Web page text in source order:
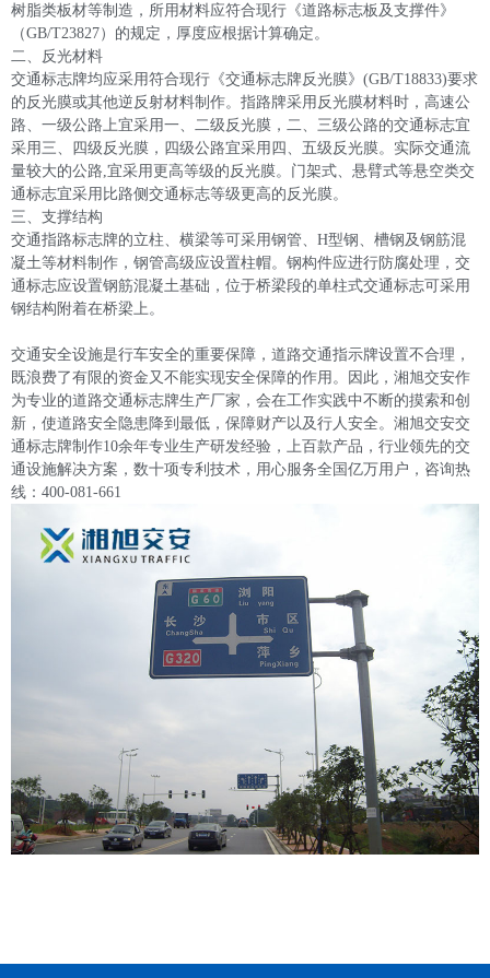
树脂类板材等制造，所用材料应符合现行《道路标志板及支撑件》
（GB/T23827）的规定，厚度应根据计算确定。
二、反光材料
交通标志牌均应采用符合现行《交通标志牌反光膜》(GB/T18833)要求
的反光膜或其他逆反射材料制作。指路牌采用反光膜材料时，高速公
路、一级公路上宜采用一、二级反光膜，二、三级公路的交通标志宜
采用三、四级反光膜，四级公路宜采用四、五级反光膜。实际交通流
量较大的公路,宜采用更高等级的反光膜。门架式、悬臂式等悬空类交
通标志宜采用比路侧交通标志等级更高的反光膜。
三、支撑结构
交通指路标志牌的立柱、横梁等可采用钢管、H型钢、槽钢及钢筋混
凝土等材料制作，钢管高级应设置柱帽。钢构件应进行防腐处理，交
通标志应设置钢筋混凝土基础，位于桥梁段的单柱式交通标志可采用
钢结构附着在桥梁上。
交通安全设施是行车安全的重要保障，道路交通指示牌设置不合理，
既浪费了有限的资金又不能实现安全保障的作用。因此，湘旭交安作
为专业的道路交通标志牌生产厂家，会在工作实践中不断的摸索和创
新，使道路安全隐患降到最低，保障财产以及行人安全。湘旭交安交
通标志牌制作10余年专业生产研发经验，上百款产品，行业领先的交
通设施解决方案，数十项专利技术，用心服务全国亿万用户，咨询热
线：400-081-661